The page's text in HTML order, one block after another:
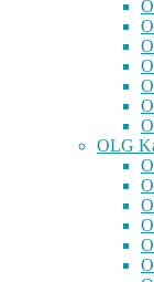
OLG